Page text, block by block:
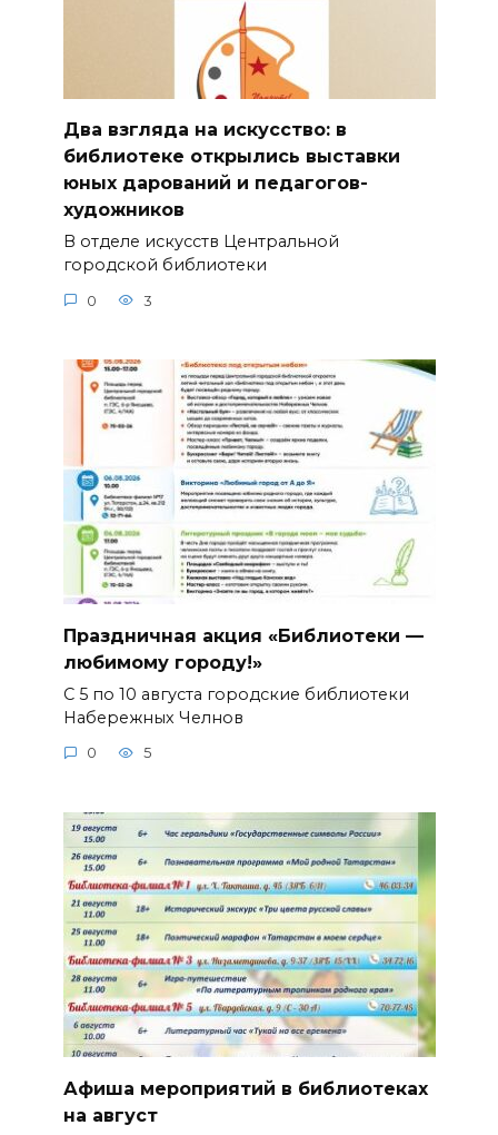
Два взгляда на искусство: в
библиотеке открылись выставки
юных дарований и педагогов-
художников
В отделе искусств Центральной
городской библиотеки
0 3
Праздничная акция «Библиотеки —
любимому городу!»
С 5 по 10 августа городские библиотеки
Набережных Челнов
0 5
Афиша мероприятий в библиотеках
на август